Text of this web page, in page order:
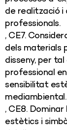
de realització i
professionals.
, CE7.
dels materials
disseny, per
professional
sensibilitat
mediambiental.
, CE8. Dominar
estètics i